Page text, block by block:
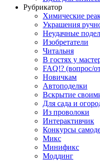
Рубрикатор
Химические
Украшения
Неудачные
Изобретатели
Читальня
В гостях у
FAQ!? (вопрос/
Новичкам
Автоподелки
Вскрытие
Для сада и
Из проволоки
Интерактивчик
Конкурсы
Микс
Минификс
Моддинг